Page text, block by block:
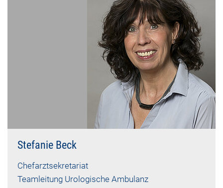
Stefanie Beck
Chefarztsekretariat
Teamleitung Urologische Ambulanz